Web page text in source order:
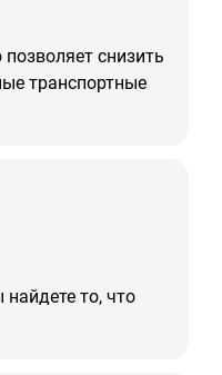
снизить
транспортные
то, что